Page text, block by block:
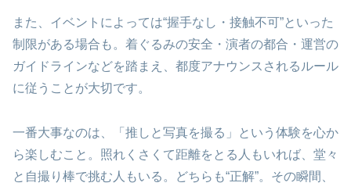
また、イベントによっては“握手なし・接触不可”といった
制限がある場合も。着ぐるみの安全・演者の都合・運営の
ガイドラインなどを踏まえ、都度アナウンスされるルール
に従うことが大切です。
一番大事なのは、「推しと写真を撮る」という体験を心か
ら楽しむこと。照れくさくて距離をとる人もいれば、堂々
と自撮り棒で挑む人もいる。どちらも“正解”。その瞬間、